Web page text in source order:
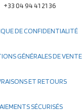
+33 04 94 41 21 36
DE CONFIDENTIALITÉ
GÉNÉRALES DE VENTE
ET RETOURS
SÉCURISÉS